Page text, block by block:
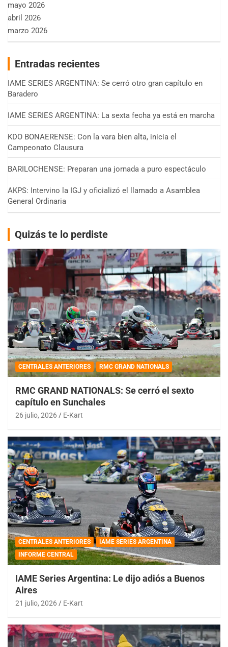
mayo 2026
abril 2026
marzo 2026
Entradas recientes
IAME SERIES ARGENTINA: Se cerró otro gran capítulo en
Baradero
IAME SERIES ARGENTINA: La sexta fecha ya está en marcha
KDO BONAERENSE: Con la vara bien alta, inicia el
Campeonato Clausura
BARILOCHENSE: Preparan una jornada a puro espectáculo
AKPS: Intervino la IGJ y oficializó el llamado a Asamblea
General Ordinaria
Quizás te lo perdiste
CENTRALES ANTERIORES RMC GRAND NATIONALS
RMC GRAND NATIONALS: Se cerró el sexto
capítulo en Sunchales
26 julio, 2026 E-Kart
CENTRALES ANTERIORES
IAME SERIES ARGENTINA
INFORME CENTRAL
IAME Series Argentina: Le dijo adiós a Buenos
Aires
21 julio, 2026 E-Kart